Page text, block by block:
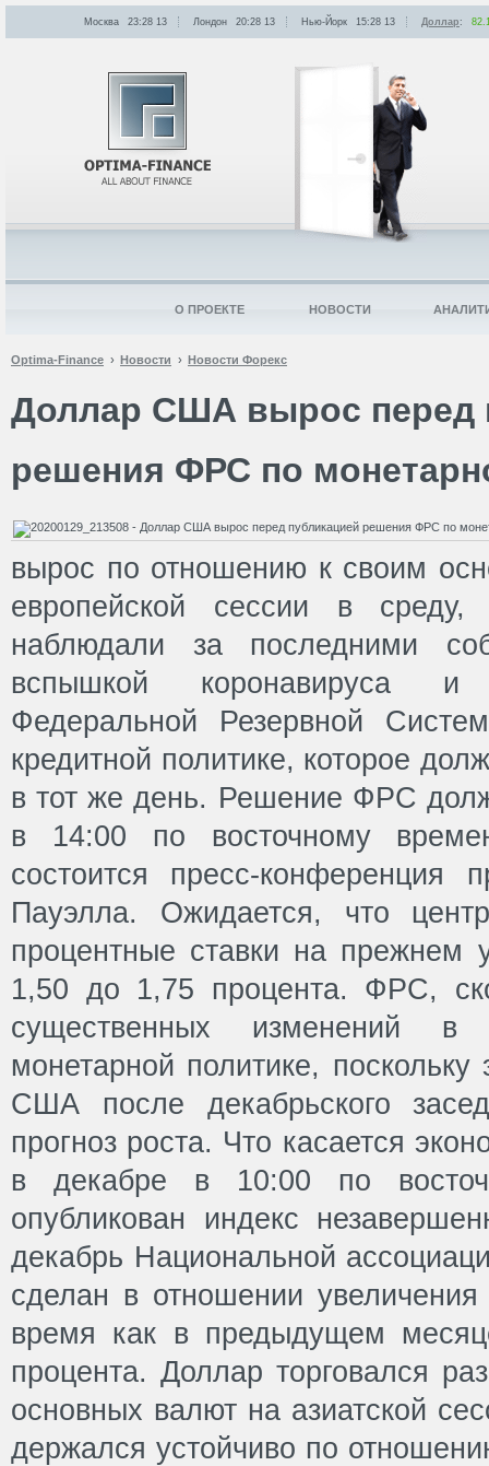
Optima-Finance Новости Новости Форекс
Доллар США вырос перед
решения ФРС по
вырос по отношению к своим
европейской сессии в среду,
наблюдали за последними
вспышкой коронавируса
Федеральной Резервной
кредитной политике, которое
в тот же день. Решение ФРС
в 14:00 по восточному
состоится пресс-конференция
Пауэлла. Ожидается, что
процентные ставки на прежнем
1,50 до 1,75 процента. ФРС,
существенных изменений
монетарной политике,
США после декабрьского
прогноз роста. Что касается
в декабре в 10:00 по
опубликован индекс
декабрь Национальной
сделан в отношении
время как в предыдущем
процента. Доллар торговался
основных валют на азиатской
держался устойчиво по
Москва 23:28 13 Лондон 20:28 13 Нью-Йорк 15:28 13 Доллар:
О ПРОЕКТЕ НОВОСТИ